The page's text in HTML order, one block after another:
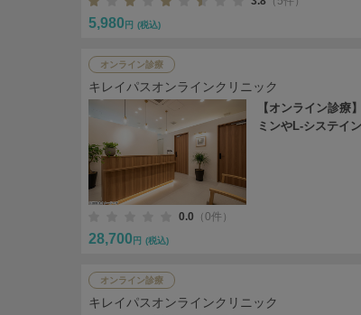
5,980 円 (税込)
オンライン診療
キレイパスオンラインクリニック
【オンライン診療
ミンやL-システイ
0.0 （0件）
28,700 円 (税込)
オンライン診療
キレイパスオンラインクリニック